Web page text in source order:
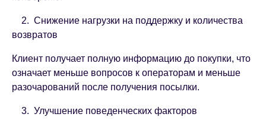
2. Снижение нагрузки на поддержку и количества
возвратов
Клиент получает полную информацию до покупки, что
означает меньше вопросов к операторам и меньше
разочарований после получения посылки.
3. Улучшение поведенческих факторов